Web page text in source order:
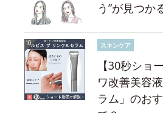
う”が見つか
スキンケア
【30秒ショ
ワ改善美容
ラム」のお